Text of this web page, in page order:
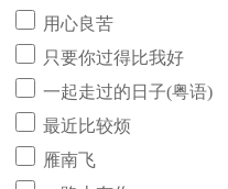
用心良苦
只要你过得比我好
一起走过的日子(粤语)
最近比较烦
雁南飞